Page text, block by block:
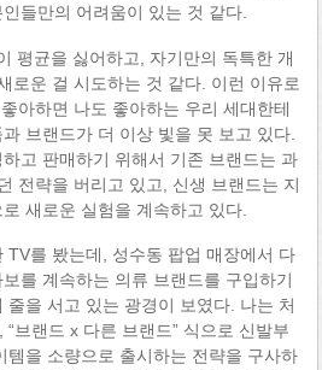
들만의 어려움이 있는 것 같다.
평균을 싫어하고, 자기만의 독특한 개
로운 걸 시도하는 것 같다. 이런 이유로
아하면 나도 좋아하는 우리 세대한테
브랜드가 더 이상 빛을 못 보고 있다.
고 판매하기 위해서 기존 브랜드는 과
전략을 버리고 있고, 신생 브랜드는 지
새로운 실험을 계속하고 있다.
TV를 봤는데, 성수동 팝업 매장에서 다
를 계속하는 의류 브랜드를 구입하기
줄을 서고 있는 광경이 보였다. 나는 처
브랜드 x 다른 브랜드” 식으로 신발부
템을 소량으로 출시하는 전략을 구사하